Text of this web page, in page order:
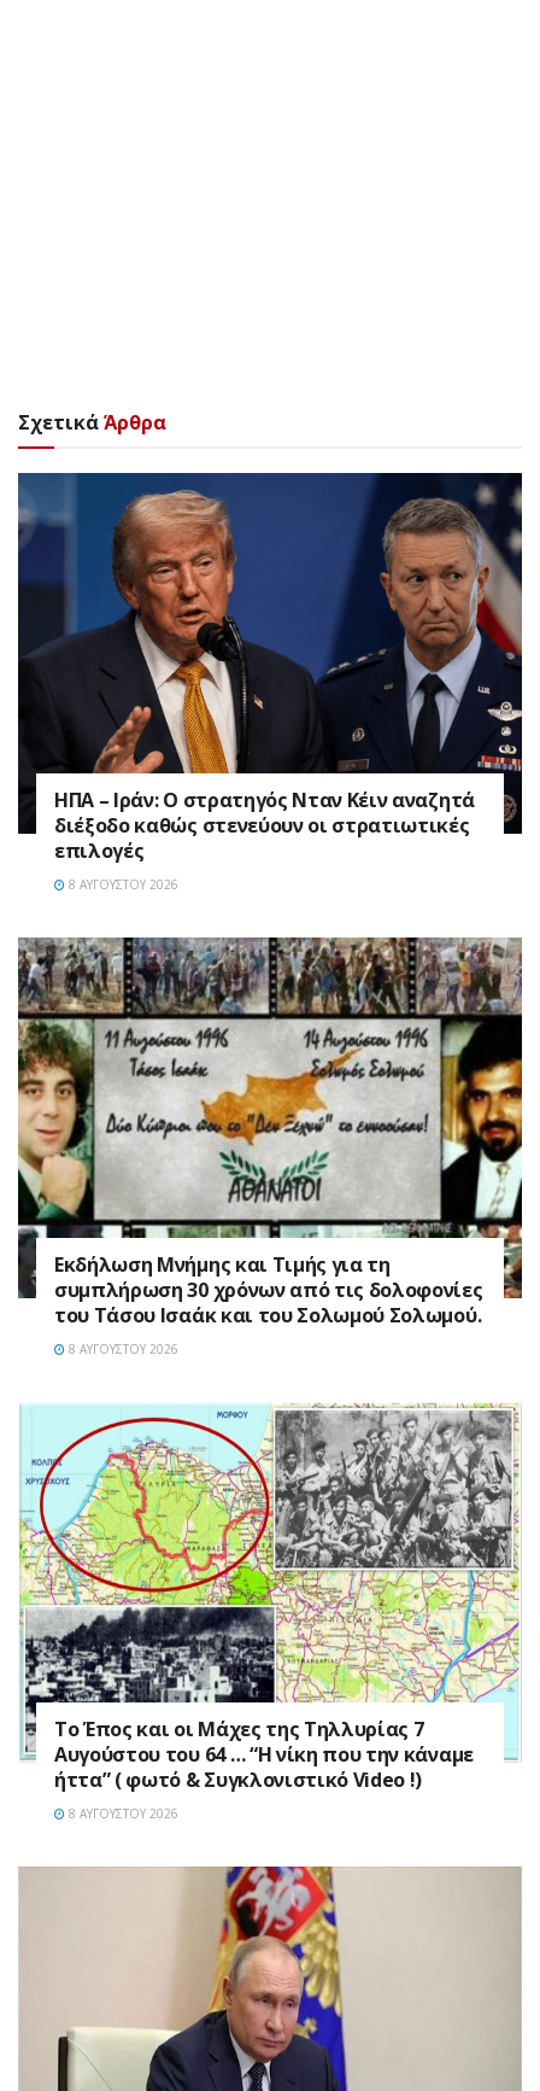
ΣχετικάΆρθρα
ΗΠΑ – Ιράν: Ο στρατηγός Νταν Κέιν αναζητά
διέξοδο καθώς στενεύουν οι στρατιωτικές
επιλογές
8 ΑΥΓΟΎΣΤΟΥ 2026
Εκδήλωση Μνήμης και Τιμής για τη
συμπλήρωση 30 χρόνων από τις δολοφονίες
του Τάσου Ισαάκ και του Σολωμού Σολωμού.
8 ΑΥΓΟΎΣΤΟΥ 2026
Το Έπος και οι Μάχες της Τηλλυρίας 7
Αυγούστου του 64 … “Η νίκη που την κάναμε
ήττα” ( φωτό & Συγκλονιστικό Video !)
8 ΑΥΓΟΎΣΤΟΥ 2026